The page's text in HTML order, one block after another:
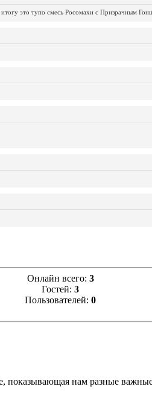
это тупо смесь Росомахи с Призрачным
Онлайн всего: 3
Гостей: 3
Пользователей: 0
показывающая нам разные